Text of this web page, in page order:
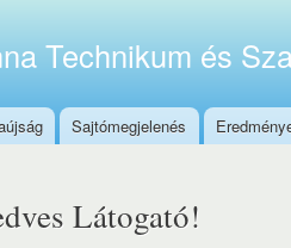
tartalomraTechnikum és
Sajtómegjelenés
Látogató!